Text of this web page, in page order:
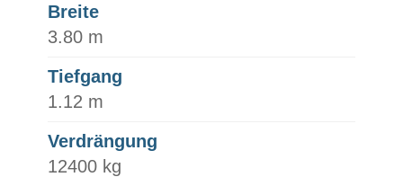
Breite
3.80 m
Tiefgang
1.12 m
Verdrängung
12400 kg